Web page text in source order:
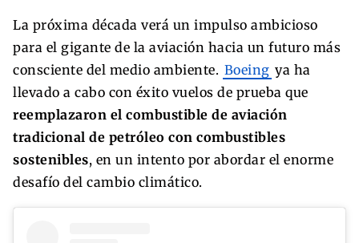
La próxima década verá un impulso ambicioso
para el gigante de la aviación hacia un futuro más
consciente del medio ambiente. Boeing ya ha
llevado a cabo con éxito vuelos de prueba que
reemplazaron el combustible de aviación
tradicional de petróleo con combustibles
sostenibles, en un intento por abordar el enorme
desafío del cambio climático.